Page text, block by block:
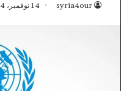
syria4our 14 نوفمبر، 2024